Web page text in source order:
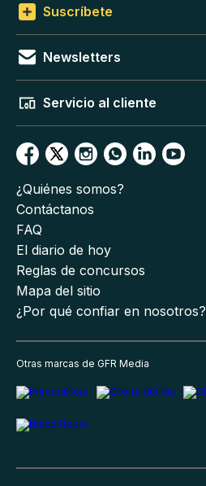
Suscríbete
Newsletters
Servicio al cliente
¿Quiénes somos?
Contáctanos
FAQ
El diario de hoy
Reglas de concursos
Mapa del sitio
¿Por qué confiar en nosotros?
Otras marcas de GFR Media